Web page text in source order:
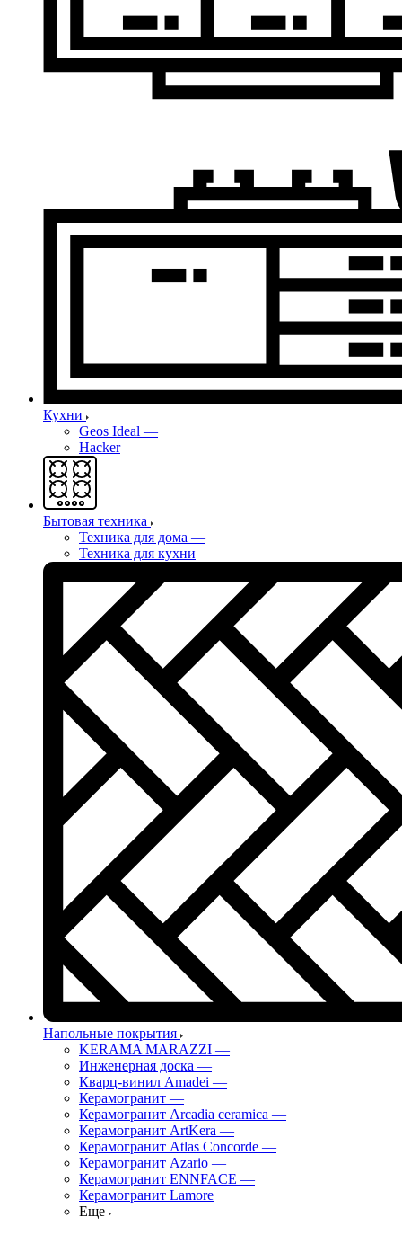
Кухни
Geos Ideal —
Hacker
Бытовая техника
Техника для дома —
Техника для кухни
Напольные покрытия
KERAMA MARAZZI —
Инженерная доска —
Кварц-винил Amadei —
Керамогранит —
Керамогранит Arcadia ceramica —
Керамогранит ArtKera —
Керамогранит Atlas Concorde —
Керамогранит Azario —
Керамогранит ENNFACE —
Керамогранит Lamore
Еще